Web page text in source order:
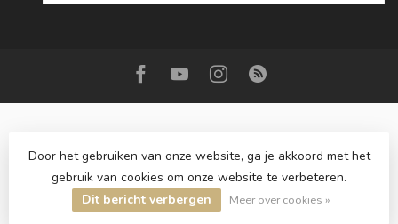
© Copyright 2026 Roemer juwelier- Powered byLightspeed
Lightspeed designby Dyvelopment
Door het gebruiken van onze website, ga je akkoord met het
gebruik van cookies om onze website te verbeteren.
Dit bericht verbergen
Meer over cookies »